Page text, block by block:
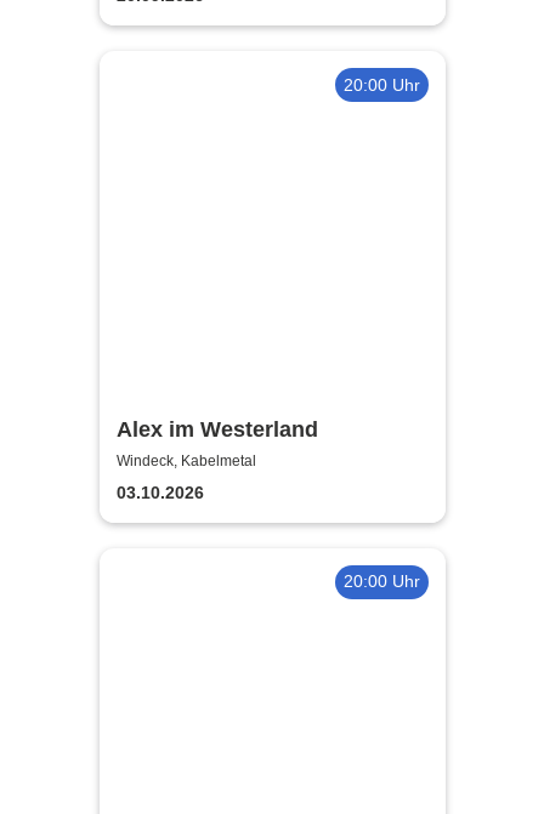
20:00 Uhr
Alex im Westerland
Windeck, Kabelmetal
03.10.2026
20:00 Uhr